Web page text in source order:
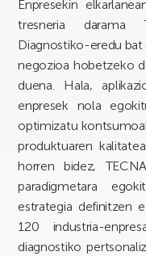
Enpresekin
tresneria darama
Diagnostiko-eredu bat
negozioa hobetzeko
duena. Hala,
enpresek nola
optimizatu
produktuaren
horren bidez,
paradigmetara
estrategia definitzen
120 industria-
diagnostiko